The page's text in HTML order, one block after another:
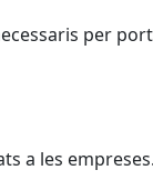
per
a les empreses.